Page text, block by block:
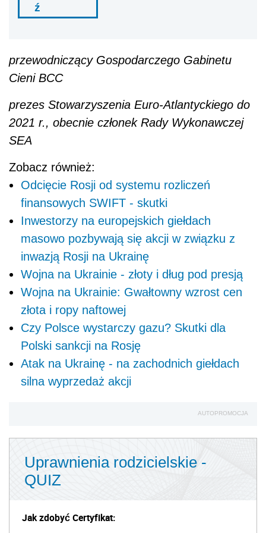
ź
przewodniczący Gospodarczego Gabinetu
Cieni BCC
prezes Stowarzyszenia Euro-Atlantyckiego do
2021 r., obecnie członek Rady Wykonawczej
SEA
Zobacz również:
Odcięcie Rosji od systemu rozliczeń
finansowych SWIFT - skutki
Inwestorzy na europejskich giełdach
masowo pozbywają się akcji w związku z
inwazją Rosji na Ukrainę
Wojna na Ukrainie - złoty i dług pod presją
Wojna na Ukrainie: Gwałtowny wzrost cen
złota i ropy naftowej
Czy Polsce wystarczy gazu? Skutki dla
Polski sankcji na Rosję
Atak na Ukrainę - na zachodnich giełdach
silna wyprzedaż akcji
AUTOPROMOCJA
Uprawnienia rodzicielskie -
QUIZ
Jak zdobyć Certyfikat: